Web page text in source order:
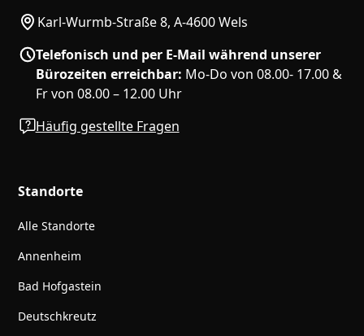
Karl-Wurmb-Straße 8, A-4600 Wels
Telefonisch und per E-Mail während unserer
Bürozeiten erreichbar: Mo-Do von 08.00- 17.00 &
Fr von 08.00 – 12.00 Uhr
Häufig gestellte Fragen
Standorte
Alle Standorte
Annenheim
Bad Hofgastein
Deutschkreutz